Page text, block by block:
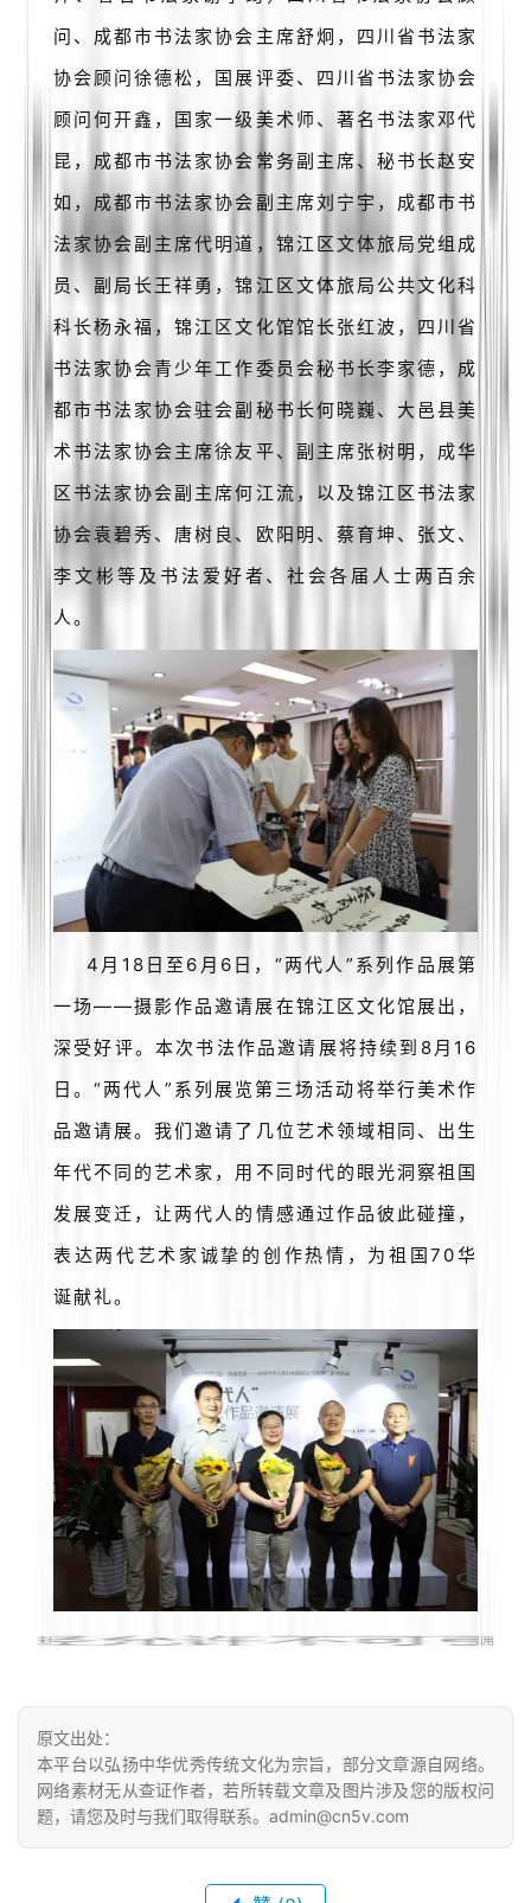
问、成都市书法家协会主席舒炯，四川省书法家
协会顾问徐德松，国展评委、四川省书法家协会
顾问何开鑫，国家一级美术师、著名书法家邓代
昆，成都市书法家协会常务副主席、秘书长赵安
如，成都市书法家协会副主席刘宁宇，成都市书
法家协会副主席代明道，锦江区文体旅局党组成
员、副局长王祥勇，锦江区文体旅局公共文化科
科长杨永福，锦江区文化馆馆长张红波，四川省
书法家协会青少年工作委员会秘书长李家德，成
都市书法家协会驻会副秘书长何晓巍、大邑县美
术书法家协会主席徐友平、副主席张树明，成华
区书法家协会副主席何江流，以及锦江区书法家
协会袁碧秀、唐树良、欧阳明、蔡育坤、张文、
李文彬等及书法爱好者、社会各届人士两百余
人。
4月18日至6月6日，“两代人”系列作品展第
一场——摄影作品邀请展在锦江区文化馆展出，
深受好评。本次书法作品邀请展将持续到8月16
日。“两代人”系列展览第三场活动将举行美术作
品邀请展。我们邀请了几位艺术领域相同、出生
年代不同的艺术家，用不同时代的眼光洞察祖国
发展变迁，让两代人的情感通过作品彼此碰撞，
表达两代艺术家诚挚的创作热情，为祖国70华
诞献礼。
原文出处：
本平台以弘扬中华优秀传统文化为宗旨，部分文章源自网络。
网络素材无从查证作者，若所转载文章及图片涉及您的版权问
题，请您及时与我们取得联系。admin@cn5v.com